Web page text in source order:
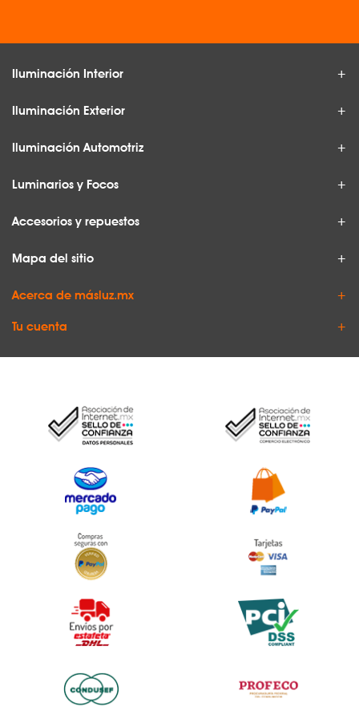
Iluminación Interior
Iluminación Exterior
Iluminación Automotriz
Luminarios y Focos
Accesorios y repuestos
Mapa del sitio
Acerca de másluz.mx
Tu cuenta